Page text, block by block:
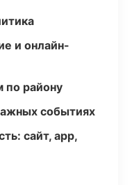
и онлайн-
по району
событиях
сайт, app,